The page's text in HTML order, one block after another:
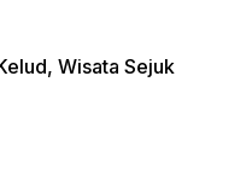
Wisata Sejuk